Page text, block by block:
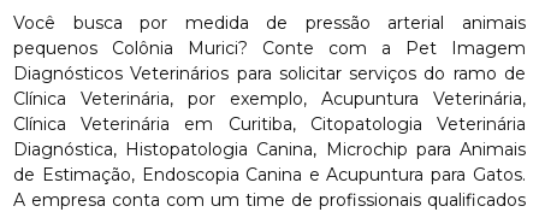
Você busca por medida de pressão arterial animais
pequenos Colônia Murici? Conte com a Pet Imagem
Diagnósticos Veterinários para solicitar serviços do ramo de
Clínica Veterinária, por exemplo, Acupuntura Veterinária,
Clínica Veterinária em Curitiba, Citopatologia Veterinária
Diagnóstica, Histopatologia Canina, Microchip para Animais
de Estimação, Endoscopia Canina e Acupuntura para Gatos.
A empresa conta com um time de profissionais qualificados